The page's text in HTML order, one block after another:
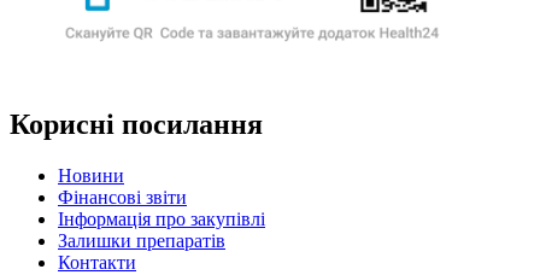
Корисні посилання
Новини
Фінансові звіти
Інформація про закупівлі
Залишки препаратів
Контакти